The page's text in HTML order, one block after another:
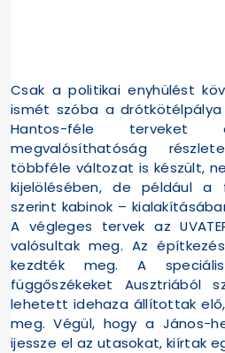
Csak a politikai enyhülést
ismét szóba a
Hantos-féle
megvalósíthatóság
többféle változat is készült,
kijelölésében, de például a
szerint kabinok –
A végleges tervek az
valósultak meg. Az
kezdték meg. A
függőszékeket Ausztriából
lehetett idehaza állítottak
meg. Végül, hogy a János-
ijessze el az utasokat, kiírtak